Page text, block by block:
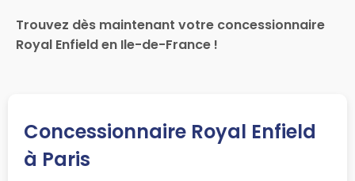
Trouvez dès maintenant votre concessionnaire
Royal Enfield en Ile-de-France !
Concessionnaire Royal Enfield
à Paris